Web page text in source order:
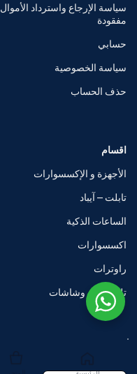
سياسة الإرجاع واسترداد الأموال
مفقودة
حسابي
سياسة الخصوصية
حذف الحساب
اقسام
الأجهزة و الإكسسوارات
تابلت – آيباد
الساعات الذكية
اكسسوارات
راوترات
تلفزيونات وشاشات